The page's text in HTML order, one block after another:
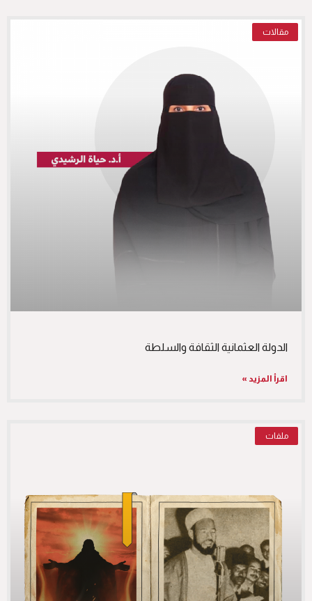
مقالات
الدولة العثمانية الثقافة والسلطة
اقرأ المزيد »
ملفات